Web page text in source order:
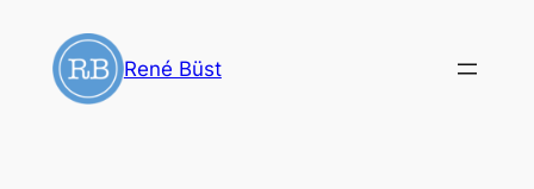
Inhalt
springen
René Büst